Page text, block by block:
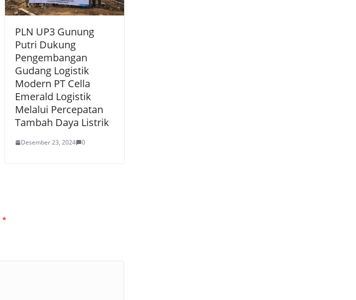
PLN UP3 Gunung
Putri Dukung
Pengembangan
Gudang Logistik
Modern PT Cella
Emerald Logistik
Melalui Percepatan
Tambah Daya Listrik
Desember 23, 2024 0
*